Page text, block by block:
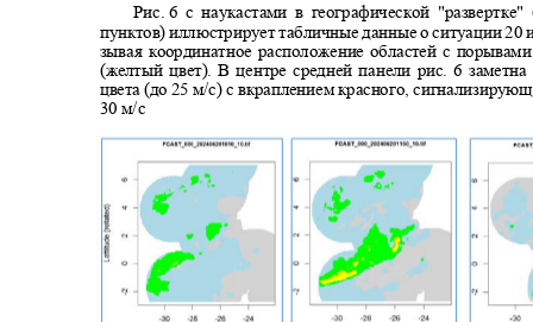
Рис. 6 с наукастами в географической
пунктов) иллюстрирует табличные данные о ситуации
зывая координатное расположение областей с
(желтый цвет). В центре средней панели рис. 6
цвета (до 25 м/с) с вкраплением красного,
30 м/с